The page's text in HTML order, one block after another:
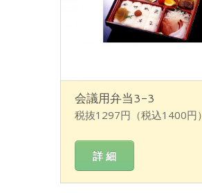
会議用弁当3-3
税抜1297円（税込1400円）
詳 細